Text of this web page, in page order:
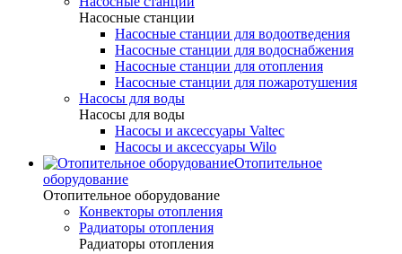
Насосные станции
Насосные станции для водоотведения
Насосные станции для водоснабжения
Насосные станции для отопления
Насосные станции для пожаротушения
Насосы для воды
Насосы для воды
Насосы и аксессуары Valtec
Насосы и аксессуары Wilo
Отопительное
оборудование
Отопительное оборудование
Конвекторы отопления
Радиаторы отопления
Радиаторы отопления